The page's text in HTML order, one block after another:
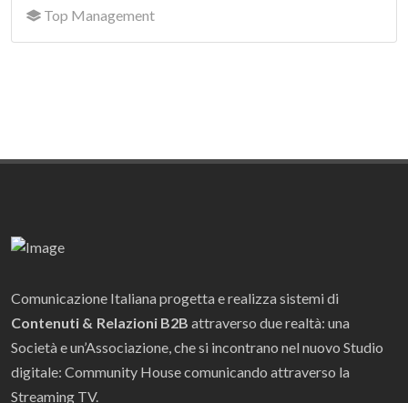
Top Management
Comunicazione Italiana progetta e realizza sistemi di
Contenuti & Relazioni B2B attraverso due realtà: una
Società e un’Associazione, che si incontrano nel nuovo Studio
digitale: Community House comunicando attraverso la
Streaming TV.